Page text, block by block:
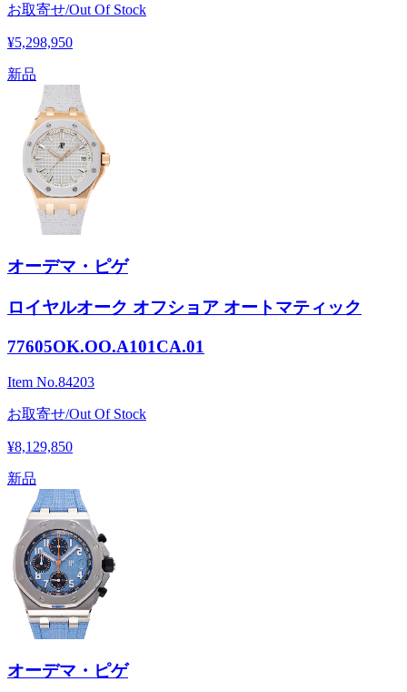
お取寄せ/Out Of Stock
¥5,298,950
新品
オーデマ・ピゲ
ロイヤルオーク オフショア オートマティック
77605OK.OO.A101CA.01
Item No.84203
お取寄せ/Out Of Stock
¥8,129,850
新品
オーデマ・ピゲ